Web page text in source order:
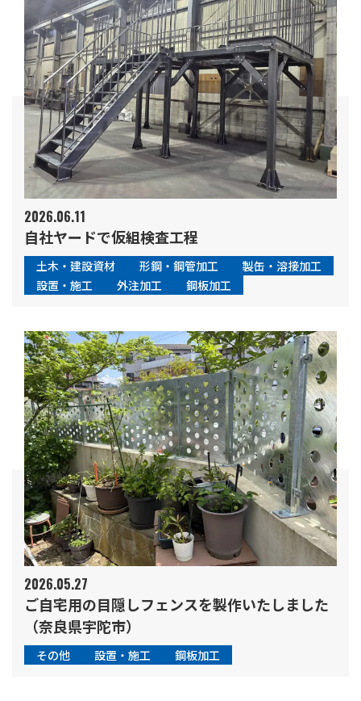
2026.06.11
自社ヤードで仮組検査工程
土木・建設資材 形鋼・鋼管加工
製缶・溶接加工
設置・施工
外注加工 鋼板加工
2026.05.27
ご自宅用の目隠しフェンスを製作いたしました
（奈良県宇陀市）
その他 設置・施工 鋼板加工